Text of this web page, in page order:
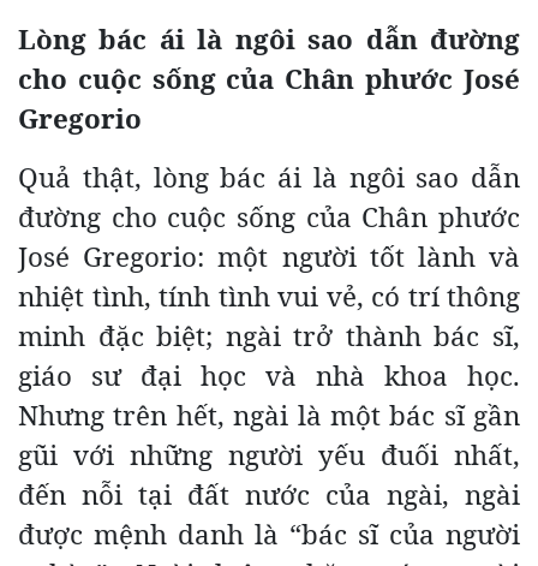
Lòng bác ái là ngôi sao dẫn đường
cho cuộc sống của Chân phước José
Gregorio
Quả thật, lòng bác ái là ngôi sao dẫn
đường cho cuộc sống của Chân phước
José Gregorio: một người tốt lành và
nhiệt tình, tính tình vui vẻ, có trí thông
minh đặc biệt; ngài trở thành bác sĩ,
giáo sư đại học và nhà khoa học.
Nhưng trên hết, ngài là một bác sĩ gần
gũi với những người yếu đuối nhất,
đến nỗi tại đất nước của ngài, ngài
được mệnh danh là “bác sĩ của người